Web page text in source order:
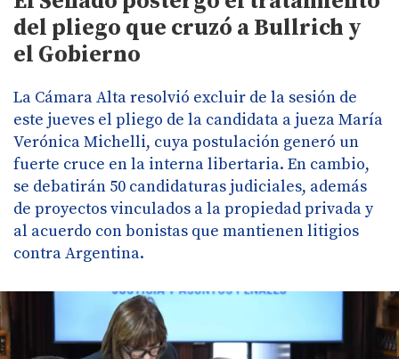
del pliego que cruzó a Bullrich y
el Gobierno
La Cámara Alta resolvió excluir de la sesión de
este jueves el pliego de la candidata a jueza María
Verónica Michelli, cuya postulación generó un
fuerte cruce en la interna libertaria. En cambio,
se debatirán 50 candidaturas judiciales, además
de proyectos vinculados a la propiedad privada y
al acuerdo con bonistas que mantienen litigios
contra Argentina.